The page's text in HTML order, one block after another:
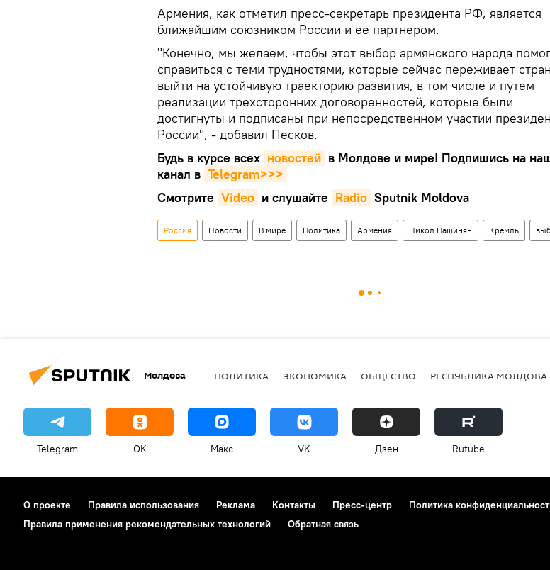
Армения, как отметил пресс-секретарь президента РФ, является
ближайшим союзником России и ее партнером.
"Конечно, мы желаем, чтобы этот выбор армянского народа
справиться с теми трудностями, которые сейчас переживает
выйти на устойчивую траекторию развития, в том числе и путем
реализации трехсторонних договоренностей, которые были
достигнуты и подписаны при непосредственном участии
России", - добавил Песков.
Будь в курсе всех новостей в Молдове и мире! Подпишись на
канал в Telegram>>>
Смотрите Video и слушайте Radio Sputnik Moldova
Россия Новости В мире Политика Армения Никол Пашинян Кремль
Молдова ПОЛИТИКА ЭКОНОМИКА ОБЩЕСТВО РЕСПУБЛИКА МОЛДОВА
Telegram OK Макс VK Дзен Rutube
О проекте Правила использования Реклама Контакты Пресс-центр Политика
Правила применения рекомендательных технологий
Обратная связь